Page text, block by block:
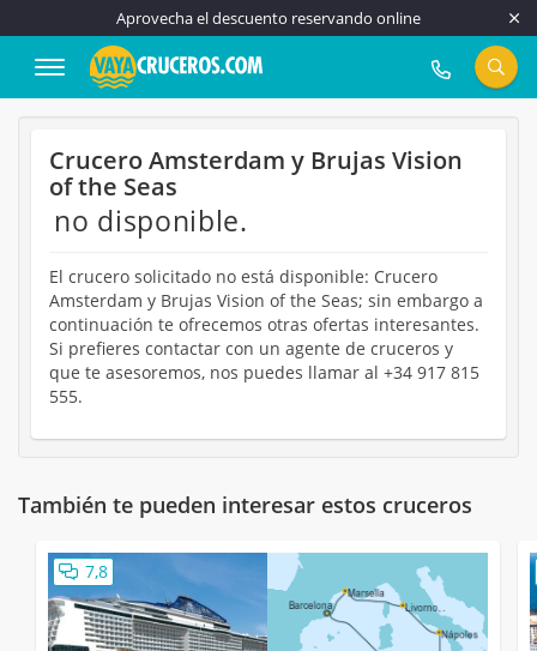
Aprovecha el descuento reservando online
917 815 555
Crucero Amsterdam y Brujas Vision
of the Seas
no disponible.
El crucero solicitado no está disponible: Crucero
Amsterdam y Brujas Vision of the Seas; sin embargo a
continuación te ofrecemos otras ofertas interesantes.
Si prefieres contactar con un agente de cruceros y
que te asesoremos, nos puedes llamar al +34 917 815
555.
También te pueden interesar estos cruceros
7,8